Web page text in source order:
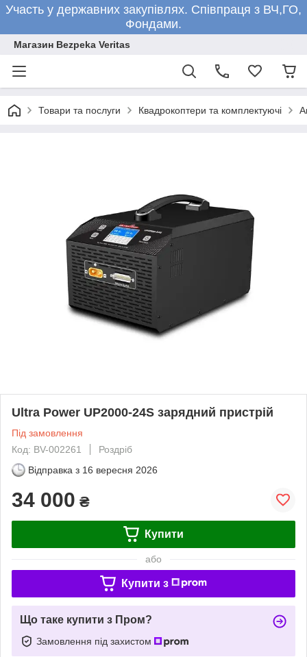
Участь у державних закупівлях. Співпраця з ВЧ,ГО,
Фондами.
Магазин Bezpeka Veritas
Товари та послуги Квадрокоптери та комплектуючі
Ultra Power UP2000-24S зарядний пристрій
Під замовлення
Код: BV-002261
Роздріб
Відправка з 16 вересня 2026
34 000 ₴
Купити
або
Купити з
Що таке купити з Пром?
Замовлення під захистом